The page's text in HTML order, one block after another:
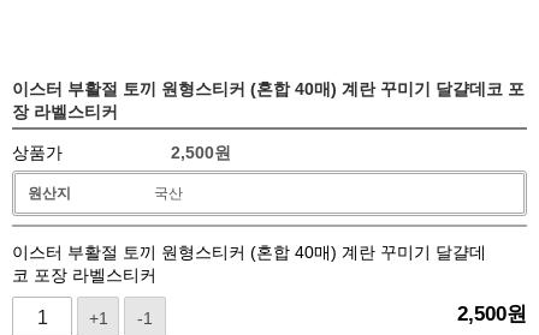
이스터 부활절 토끼 원형스티커 (혼합 40매) 계란 꾸미기 달걀데코 포
장 라벨스티커
상품가 2,500원
원산지 국산
이스터 부활절 토끼 원형스티커 (혼합 40매) 계란 꾸미기 달걀데
코 포장 라벨스티커
+1 -1 2,500원